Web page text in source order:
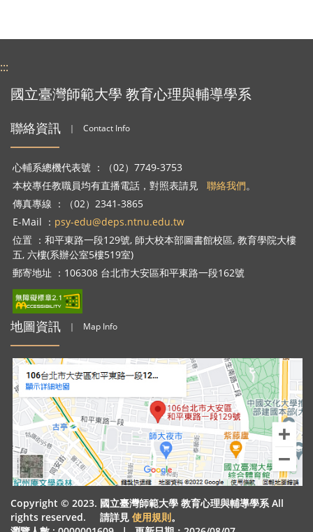
:::
國立臺灣師範大學 教育心理與輔導學系
聯絡資訊 ｜ Contact Info
心輔系總機代表號 ：（02）7749-3753
本校專任教職員均有直播電話，對照表請見 聯絡我們。
傳真專線 ：（02）2341-3865
E-Mail ： psy-edu@deps.ntnu.edu.tw
位置 ：和平東路一段129號, 師大校本部圖書館校區, 教育學院大樓
五, 六樓(系辦公室5樓519室)
郵寄地址 ：106308 台北市大安區和平東路一段162號
地圖資訊 ｜ Map Info
Copyright © 2023. 國立臺灣師範大學 教育心理與輔導學系 All
rights reserved. 請詳見 使用規則。